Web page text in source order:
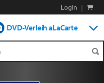
Login |
DVD-Verleih aLaCarte